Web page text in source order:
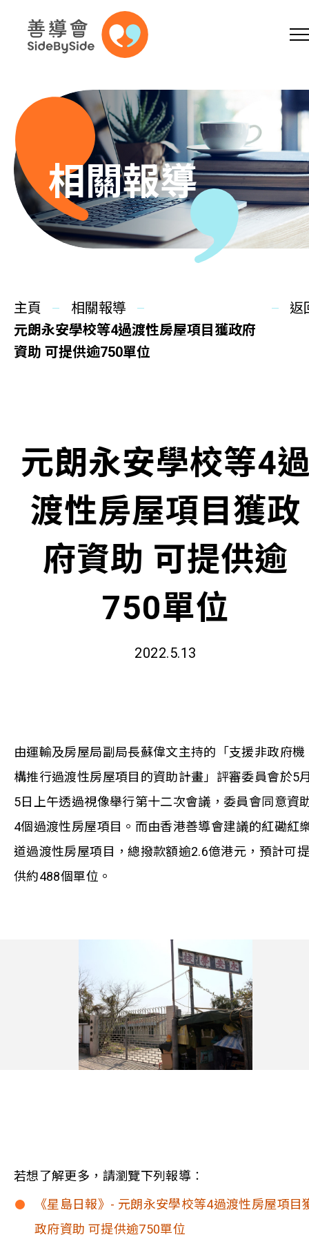
跳到內容（按回車鍵）
A A A EN
主頁
同你講故事
慈善活動
聯絡我們
相關報導
主頁
相關報導
元朗永安學校等4過渡性房屋項目獲政府
資助 可提供逾750單位
返
元朗永安學校等4
渡性房屋項目獲政
府資助 可提供逾
750單位
2022.5.13
由運輸及房屋局副局長蘇偉文主持的「支援非政府機
構推行過渡性房屋項目的資助計畫」評審委員會於5
5日上午透過視像舉行第十二次會議，委員會同意資
4個過渡性房屋項目。而由香港善導會建議的紅磡紅
道過渡性房屋項目，總撥款額逾2.6億港元，預計可提
供約488個單位。
若想了解更多，請瀏覽下列報導︰
《星島日報》- 元朗永安學校等4過渡性房屋項目
政府資助 可提供逾750單位